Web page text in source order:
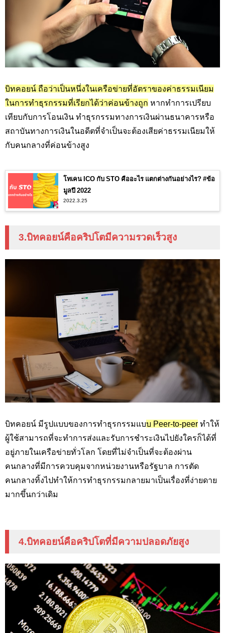
บิทคอยน์ ถือว่าเป็นหนึ่งในเครือข่ายที่อัตราของค่าธรรมเนียม
ในการทำธุรกรรมที่เรียกได้ว่าค่อนข้างถูก หากทำการเปรียบ
เทียบกับการโอนเงิน ทำธุรกรรมทางการเงินผ่านธนาคารหรือ
สถาบันทางการเงินในอดีตที่จำเป็นจะต้องเสียค่าธรรมเนียมให้
กับคนกลางที่ค่อนข้างสูง
โทเคน ICO กับ STO คืออะไร แตกต่างกันอย่างไร? #ข้อ
มูลปี 2022
2022.3.25
3.บิทคอยน์คือคริปโตมีความรวดเร็วสูง
บิทคอยน์ มีรูปแบบของการทำธุรกรรมแบบ Peer-to-peer ทำให้
ผู้ใช้สามารถที่จะทำการส่งและรับการชำระเงินไปยังใครก็ได้ที่
อยู่ภายในเครือข่ายทั่วโลก โดยที่ไม่จำเป็นที่จะต้องผ่าน
คนกลางที่มีการควบคุมจากหน่วยงานหรือรัฐบาล การตัด
คนกลางทิ้งไปทำให้การทำธุรกรรมกลายมาเป็นเรื่องที่ง่ายดาย
มากขึ้นกว่าเดิม
4.บิทคอยน์คือคริปโตที่มีความปลอดภัยสูง